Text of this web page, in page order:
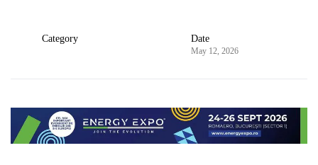
Category Date
May 12, 2026